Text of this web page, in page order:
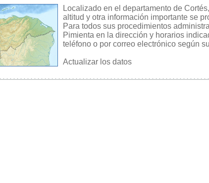
Localizado en el departamento de
altitud y otra información importante se
Para todos sus procedimientos
Pimienta en la dirección y horarios
teléfono o por correo electrónico según
Actualizar los datos